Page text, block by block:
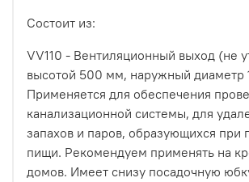
Состоит из:
VV110 - Вентиляционный выход (не
высотой 500 мм, наружный диаметр
Применяется для обеспечения
канализационной системы, для
запахов и паров, образующихся при
пищи. Рекомендуем применять на
домов. Имеет снизу посадочную